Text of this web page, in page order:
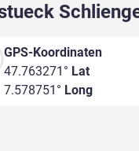
GPS-Koordinaten
47.763271° Lat
7.578751° Long